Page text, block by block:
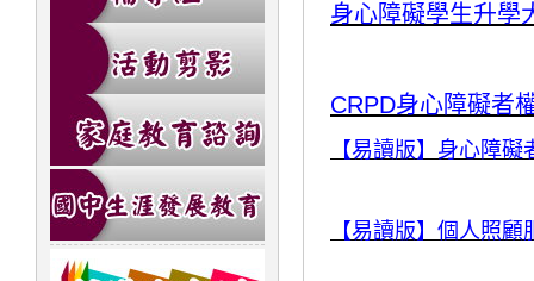
身心障礙學生升學
CRPD身心障礙者
【易讀版】身心障
【易讀版】個人照顧